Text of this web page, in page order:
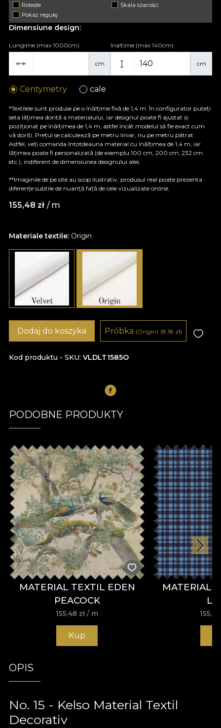
Rotește
Skala szarości
Pokaż regułę
Materiale textile: Origin
Dimensiune design:
cm
Lungime (max 1000cm)
cm
Inaltime (max 140cm)
Centymetry cale
*Textilele sunt produse pe o înălțime fixă de 1,4 m. În configurator puteți
seta lățimea dorită a materialului, iar designul poate fi ajustat și
poziționat pe înălțimea de 1,4 m, astfel încât modelul să fie exact cum
vă doriți. Prețul se calculează pe metru liniar, nu pe metru pătrat.
Astfel, veți comanda întotdeauna material cu înălțimea de 1,4 m, iar
lățimea poate fi personalizată (de exemplu 100 cm, 200 cm, 232 cm
etc.), indiferent de dimensiunea designului ales.
**Imaginile de pe site au scop ilustrativ, produsul real poate prezenta
diferențe subtile de nuanță față de cele vizualizate online.
155,48 zł / m
Kod produktu - SKU VLDLT1585O
Dodaj do koszyka Próbka (Origin) (8,18 zł)
PODOBNE PRODUKTY
MATERIAL TEXTIL EDEN
PEACOCK
155,48 zł / m
Kup
MATERIAL
OPIS
No. 15 - Kelso Material Textil
Decorativ